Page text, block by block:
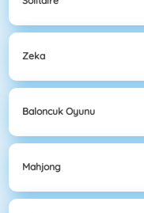
Zeka
Baloncuk Oyunu
Mahjong